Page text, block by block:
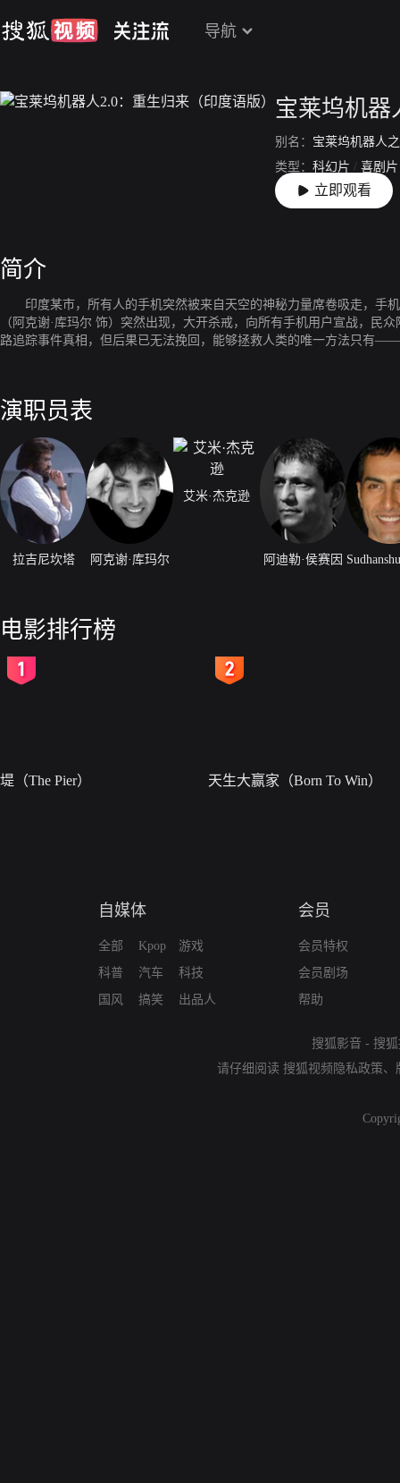
导航
宝莱坞机器
别名： 宝莱坞机器人
类型： 科幻片 / 喜剧片
上映： 2018-11-29
立即观看
简介
印度某市，所有人的手机突然被来自天空的神秘力量席卷吸走，手
（阿克谢·库玛尔 饰）突然出现，大开杀戒，向所有手机用户宣战，民众陷入恐慌…… 危机时刻，科学家瓦西博士（拉吉尼坎塔 饰）在美女助理妮娜（
路追踪事件真相，但后果已无法挽回，能够拯救人类的唯一方法只有
演职员表
拉吉尼坎塔 阿克谢·库玛尔
艾米·杰克逊
阿迪勒·侯赛因
电影排行榜
堤（The Pier） 天生大赢家（Born To Win）
自媒体
全部
科普
国风
Kpop
汽车
搞笑
游戏
科技
出品人
会员
会员特权
会员剧场
帮助
搜狐影音 - 搜
请仔细阅读 搜狐视频隐私政策、